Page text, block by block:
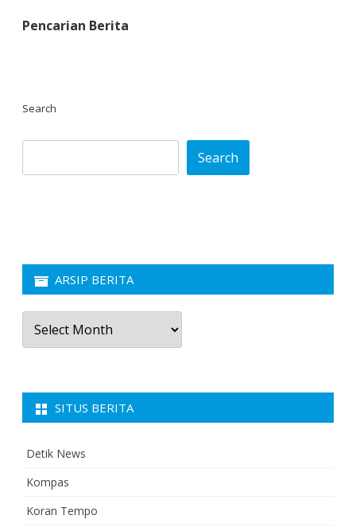
Pencarian Berita
Search
Search
ARSIP BERITA
Arsip
Berita
SITUS BERITA
Detik News
Kompas
Koran Tempo